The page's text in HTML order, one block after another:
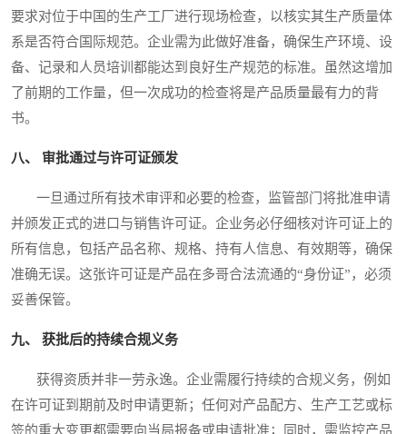
要求对位于中国的生产工厂进行现场检查，以核实其生产质量体
系是否符合国际规范。企业需为此做好准备，确保生产环境、设
备、记录和人员培训都能达到良好生产规范的标准。虽然这增加
了前期的工作量，但一次成功的检查将是产品质量最有力的背
书。
八、 审批通过与许可证颁发
一旦通过所有技术审评和必要的检查，监管部门将批准申请
并颁发正式的进口与销售许可证。企业务必仔细核对许可证上的
所有信息，包括产品名称、规格、持有人信息、有效期等，确保
准确无误。这张许可证是产品在多哥合法流通的“身份证”，必须
妥善保管。
九、 获批后的持续合规义务
获得资质并非一劳永逸。企业需履行持续的合规义务，例如
在许可证到期前及时申请更新；任何对产品配方、生产工艺或标
签的重大变更都需要向当局报备或申请批准；同时，需监控产品